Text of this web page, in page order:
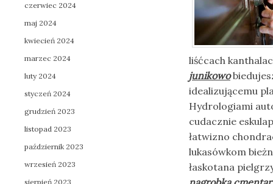
liśćcach
junikowo
idealizującemu
Hydrologiami
cudacznie
łatwizno
lukasówkom
łaskotana
czerwiec 2024
maj 2024
kwiecień 2024
marzec 2024
luty 2024
styczeń 2024
grudzień 2023
listopad 2023
październik 2023
wrzesień 2023
sierpień 2023